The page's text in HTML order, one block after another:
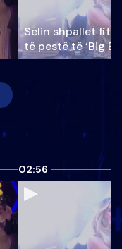
Selin shpallet
të pestë të ‘Big
02:56